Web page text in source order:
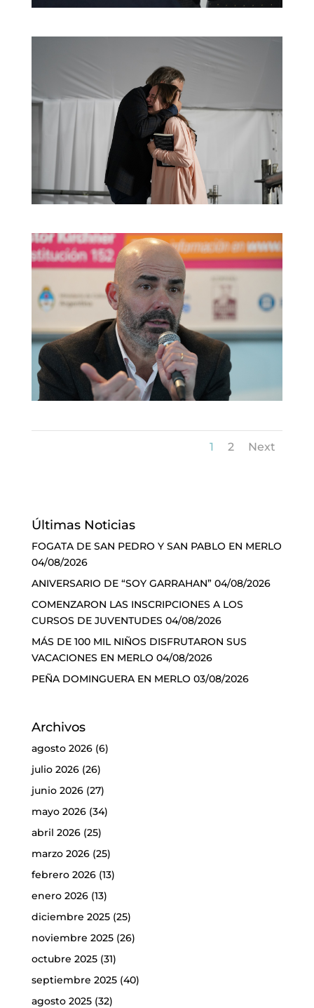
1 2 Next
Últimas Noticias
FOGATA DE SAN PEDRO Y SAN PABLO EN MERLO
04/08/2026
ANIVERSARIO DE “SOY GARRAHAN” 04/08/2026
COMENZARON LAS INSCRIPCIONES A LOS
CURSOS DE JUVENTUDES 04/08/2026
MÁS DE 100 MIL NIÑOS DISFRUTARON SUS
VACACIONES EN MERLO 04/08/2026
PEÑA DOMINGUERA EN MERLO 03/08/2026
Archivos
agosto 2026(6)
julio 2026(26)
junio 2026(27)
mayo 2026(34)
abril 2026(25)
marzo 2026(25)
febrero 2026(13)
enero 2026(13)
diciembre 2025(25)
noviembre 2025(26)
octubre 2025(31)
septiembre 2025(40)
agosto 2025(32)